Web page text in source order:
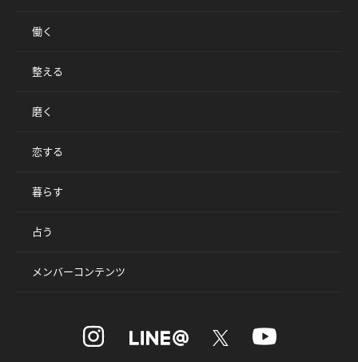
働く
整える
磨く
恋する
暮らす
占う
メンバーコンテンツ